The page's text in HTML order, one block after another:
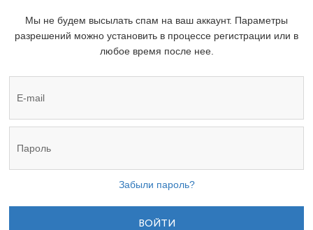
Мы не будем высылать спам на ваш аккаунт. Параметры
разрешений можно установить в процессе регистрации или в
любое время после нее.
Забыли пароль?
ВОЙТИ